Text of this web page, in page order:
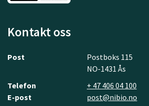
Kontakt oss
Post
Postboks 115
NO-1431 Ås
Telefon
+ 47 406 04 100
E-post
post@nibio.no